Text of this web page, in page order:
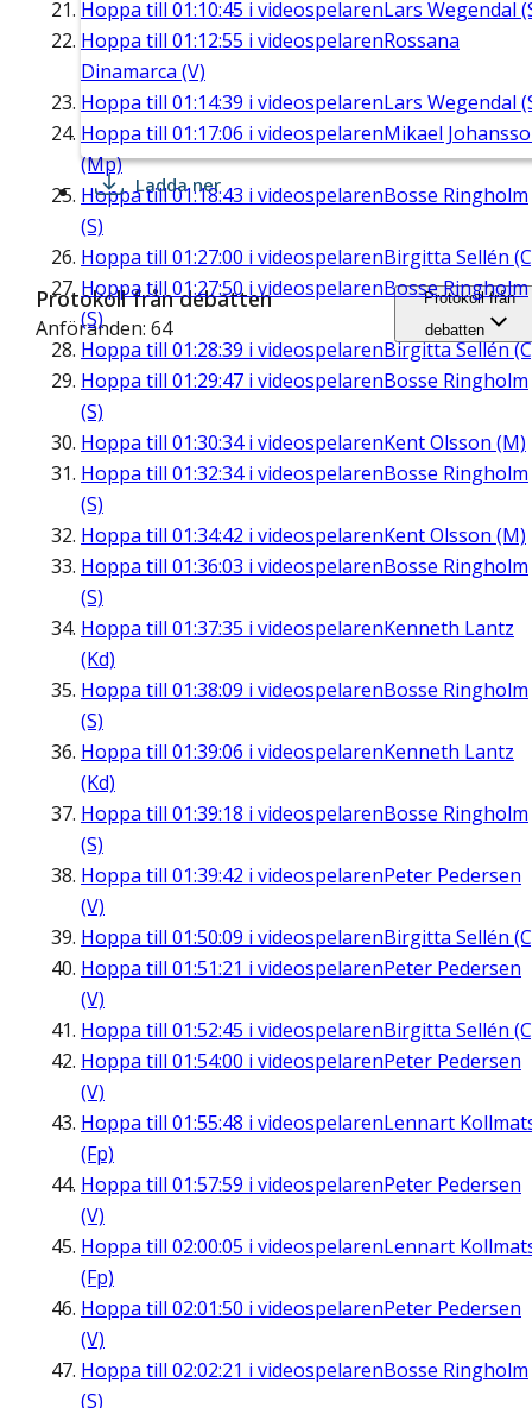
Hoppa till 01:10:45 i videospelarenLars Wegendal
Hoppa till 01:12:55 i videospelarenRossana
Dinamarca (V)
Hoppa till 01:14:39 i videospelarenLars Wegendal
Hoppa till 01:17:06 i videospelarenMikael
(Mp)
Hoppa till01:18:43 i videospelarenBosse Ringholm
(S)
Hoppa till 01:27:00 i videospelarenBirgitta Sellén
Hoppa till 01:27:50 i videospelarenBosse Ringholm
(S)
Hoppa till 01:28:39 i videospelarenBirgitta Sellén
Hoppa till 01:29:47 i videospelarenBosse Ringholm
(S)
Hoppa till 01:30:34i videospelarenKent Olsson (M)
Hoppa till 01:32:34i videospelarenBosse Ringholm
(S)
Hoppa till 01:34:42 i videospelarenKent Olsson (M)
Hoppa till 01:36:03 i videospelarenBosse Ringholm
(S)
Hoppa till 01:37:35 i videospelarenKenneth Lantz
(Kd)
Hoppa till 01:38:09 i videospelarenBosse Ringholm
(S)
Hoppa till 01:39:06 i videospelarenKenneth Lantz
(Kd)
Hoppa till 01:39:18 i videospelarenBosse Ringholm
(S)
Hoppa till 01:39:42 i videospelarenPeter Pedersen
(V)
Hoppa till 01:50:09 i videospelarenBirgitta Sellén
Hoppa till 01:51:21 i videospelarenPeter Pedersen
(V)
Hoppa till 01:52:45 i videospelarenBirgitta Sellén
Hoppa till 01:54:00 i videospelarenPeter Pedersen
(V)
Hoppa till 01:55:48 i videospelarenLennart
(Fp)
Hoppa till 01:57:59 i videospelarenPeter Pedersen
(V)
Hoppa till 02:00:05 i videospelarenLennart
(Fp)
Hoppa till 02:01:50 i videospelarenPeter Pedersen
(V)
Hoppa till 02:02:21 i videospelarenBosse Ringholm
(S)
Ladda ner
Protokoll från debatten
Anföranden: 64
Protokoll från
debatten